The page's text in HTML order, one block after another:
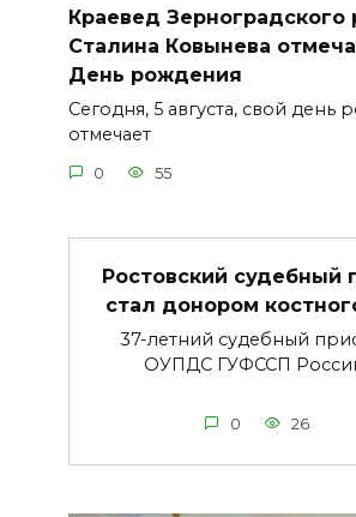
Краевед Зерноградского
Сталина Ковынева
День рождения
Сегодня, 5 августа, свой день
отмечает
0 55
Ростовский судебный
стал донором
37-летний судебный
ОУПДС ГУФССП
0 26